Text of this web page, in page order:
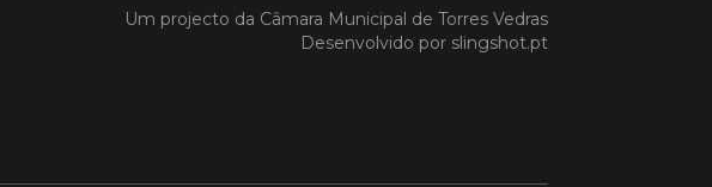
Um projecto da Câmara Municipal de Torres Vedras
Desenvolvido por slingshot.pt